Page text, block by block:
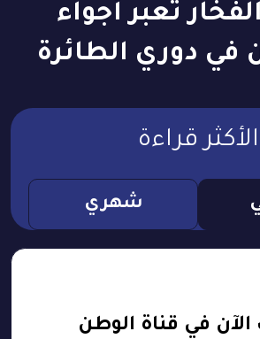
تعبر أجواء
في دوري الطائرة
الأكثر قراءة
شهري
في قناة الوطن